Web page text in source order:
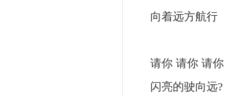
向着远方航行
请你 请你 请你
闪亮的驶向